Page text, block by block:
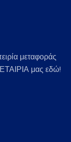
μεταφοράς
ΕΤΑΙΡΙΑ μας εδώ!